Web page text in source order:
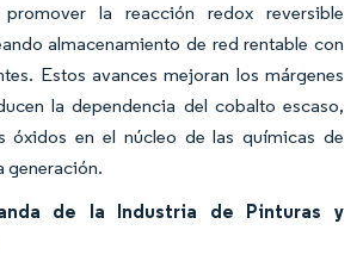
promover la reacción redox reversible
almacenamiento de red rentable con
Estos avances mejoran los márgenes
la dependencia del cobalto escaso,
óxidos en el núcleo de las químicas de
generación.
de la Industria de Pinturas y